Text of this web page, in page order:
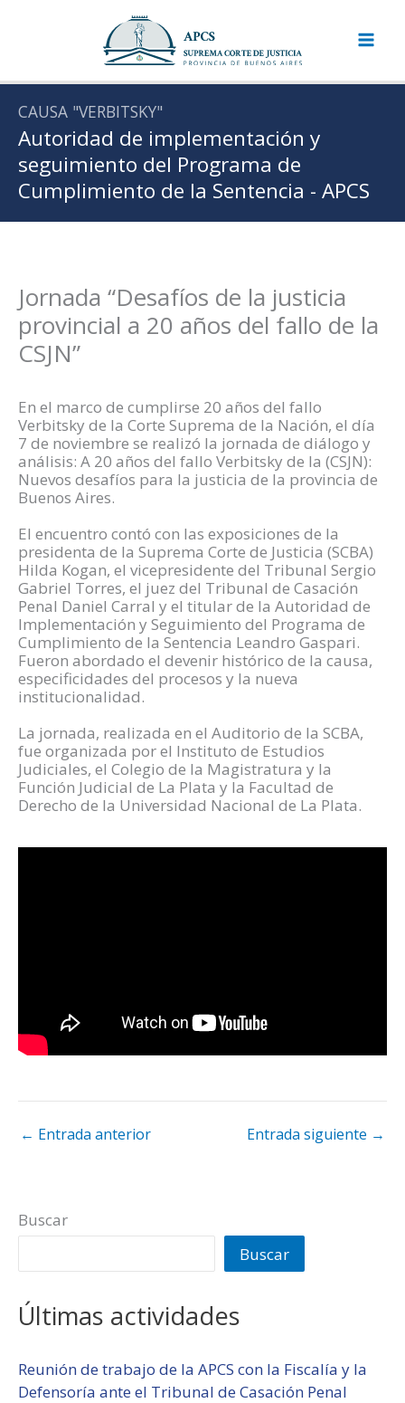
CAUSA "VERBITSKY"
Autoridad de implementación y
seguimiento del Programa de
Cumplimiento de la Sentencia - APCS
Jornada “Desafíos de la justicia
provincial a 20 años del fallo de la
CSJN”
En el marco de cumplirse 20 años del fallo
Verbitsky de la Corte Suprema de la Nación, el día
7 de noviembre se realizó la jornada de diálogo y
análisis: A 20 años del fallo Verbitsky de la (CSJN):
Nuevos desafíos para la justicia de la provincia de
Buenos Aires.
El encuentro contó con las exposiciones de la
presidenta de la Suprema Corte de Justicia (SCBA)
Hilda Kogan, el vicepresidente del Tribunal Sergio
Gabriel Torres, el juez del Tribunal de Casación
Penal Daniel Carral y el titular de la Autoridad de
Implementación y Seguimiento del Programa de
Cumplimiento de la Sentencia Leandro Gaspari.
Fueron abordado el devenir histórico de la causa,
especificidades del procesos y la nueva
institucionalidad.
La jornada, realizada en el Auditorio de la SCBA,
fue organizada por el Instituto de Estudios
Judiciales, el Colegio de la Magistratura y la
Función Judicial de La Plata y la Facultad de
Derecho de la Universidad Nacional de La Plata.
← Entrada anterior Entrada siguiente →
Buscar
Buscar
Últimas actividades
Reunión de trabajo de la APCS con la Fiscalía y la
Defensoría ante el Tribunal de Casación Penal